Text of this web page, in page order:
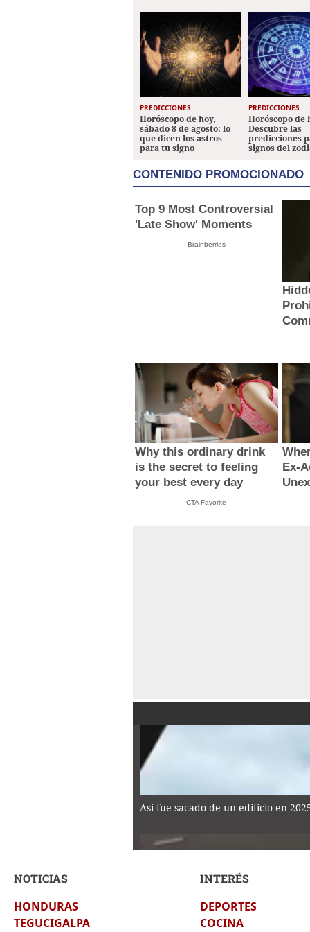
PREDICCIONES
Horóscopo de hoy,
sábado 8 de agosto: lo
que dicen los astros
para tu signo
PREDICCIONES
Horóscopo de
Descubre las
predicciones
signos del
CONTENIDO PROMOCIONADO
Top 9 Most Controversial
'Late Show' Moments
Brainberries
Why this ordinary drink
is the secret to feeling
your best every day
CTA Favorite
Ex-
Así fue sacado de un edificio en
Rosario se viste de luto tras la
NOTICIAS
HONDURAS
TEGUCIGALPA
INTERÉS
DEPORTES
COCINA